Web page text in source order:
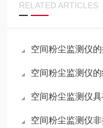
RELATED ARTICLES
空间粉尘监测仪
空间粉尘监测仪
空间粉尘监测仪
空间粉尘监测仪